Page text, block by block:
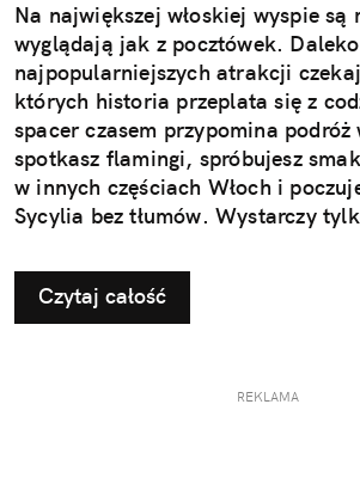
Na największej włoskiej wyspie są
wyglądają jak z pocztówek.
najpopularniejszych atrakcji
których historia przeplata się z
spacer czasem przypomina podróż
spotkasz flamingi, spróbujesz
w innych częściach Włoch i
Sycylia bez tłumów. Wystarczy
Czytaj całość
REKLAMA